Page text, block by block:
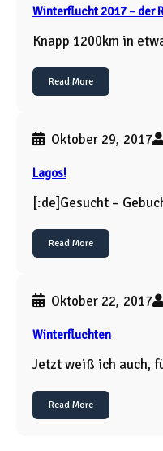
Winterflucht 2017 – der
Knapp 1200km in
Read More
Oktober 29, 2017
Lagos!
[:de]Gesucht –
Read More
Oktober 22, 2017
Winterfluchten
Jetzt weiß ich auch,
Read More